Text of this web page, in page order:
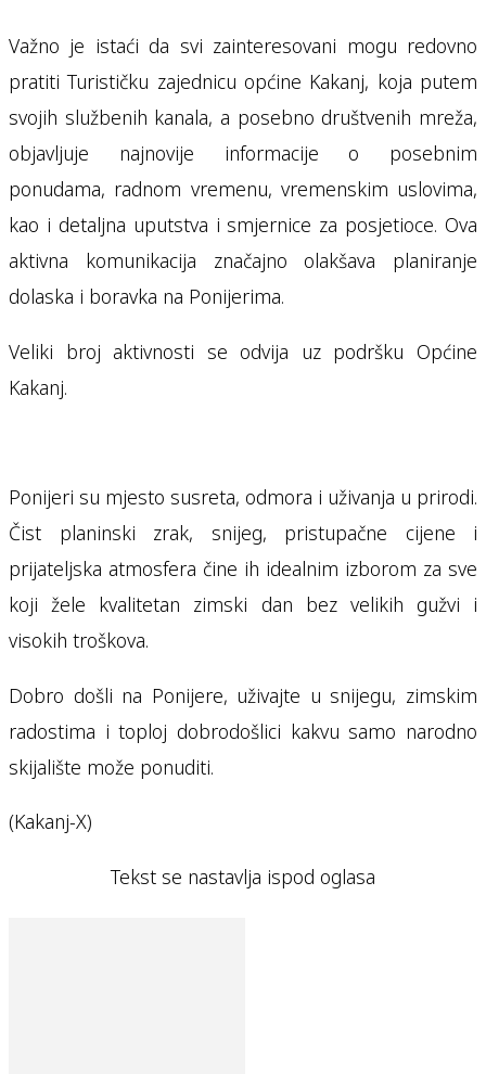
Važno je istaći da svi zainteresovani mogu redovno
pratiti Turističku zajednicu općine Kakanj, koja putem
svojih službenih kanala, a posebno društvenih mreža,
objavljuje najnovije informacije o posebnim
ponudama, radnom vremenu, vremenskim uslovima,
kao i detaljna uputstva i smjernice za posjetioce. Ova
aktivna komunikacija značajno olakšava planiranje
dolaska i boravka na Ponijerima.
Veliki broj aktivnosti se odvija uz podršku Općine
Kakanj.
Ponijeri su mjesto susreta, odmora i uživanja u prirodi.
Čist planinski zrak, snijeg, pristupačne cijene i
prijateljska atmosfera čine ih idealnim izborom za sve
koji žele kvalitetan zimski dan bez velikih gužvi i
visokih troškova.
Dobro došli na Ponijere, uživajte u snijegu, zimskim
radostima i toploj dobrodošlici kakvu samo narodno
skijalište može ponuditi.
(Kakanj-X)
Tekst se nastavlja ispod oglasa